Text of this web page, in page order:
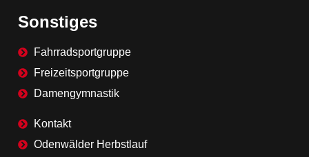
Sonstiges
Fahrradsportgruppe
Freizeitsportgruppe
Damengymnastik
Kontakt
Odenwälder Herbstlauf